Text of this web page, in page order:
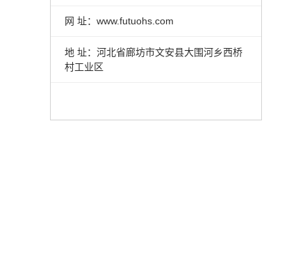
网 址：www.futuohs.com
地 址：河北省廊坊市文安县大围河乡西桥
村工业区